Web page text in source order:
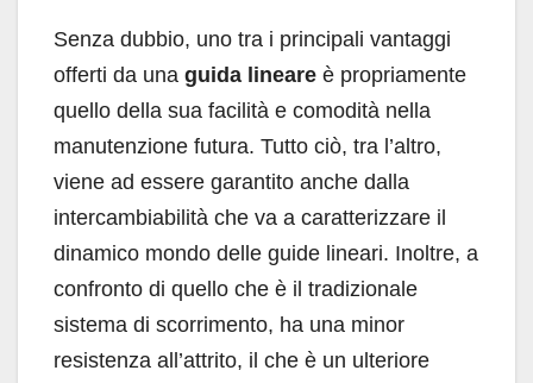
Senza dubbio, uno tra i principali vantaggi
offerti da una guida lineare è propriamente
quello della sua facilità e comodità nella
manutenzione futura. Tutto ciò, tra l’altro,
viene ad essere garantito anche dalla
intercambiabilità che va a caratterizzare il
dinamico mondo delle guide lineari. Inoltre, a
confronto di quello che è il tradizionale
sistema di scorrimento, ha una minor
resistenza all’attrito, il che è un ulteriore